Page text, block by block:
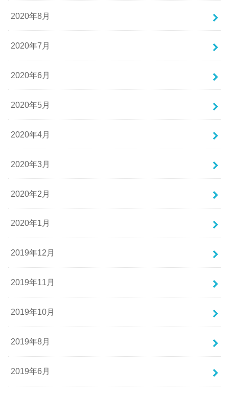
2020年8月
2020年7月
2020年6月
2020年5月
2020年4月
2020年3月
2020年2月
2020年1月
2019年12月
2019年11月
2019年10月
2019年8月
2019年6月